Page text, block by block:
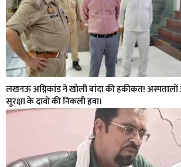
लखनऊ अग्निकांड ने खोली बांदा की हकीकत!
सुरक्षा के दावों की निकली हवा।